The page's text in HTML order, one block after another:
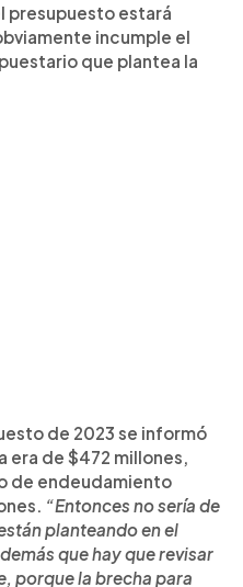
presupuesto estará
incumple el
que plantea la
de 2023 se informó
era de $472 millones,
de endeudamiento
“Entonces no sería de
planteando en el
que hay que revisar
porque la brecha para